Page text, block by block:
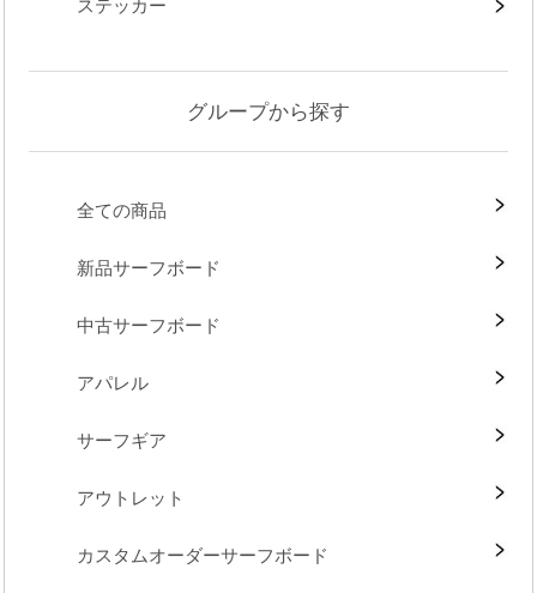
ステッカー
グループから探す
全ての商品
新品サーフボード
中古サーフボード
アパレル
サーフギア
アウトレット
カスタムオーダーサーフボード